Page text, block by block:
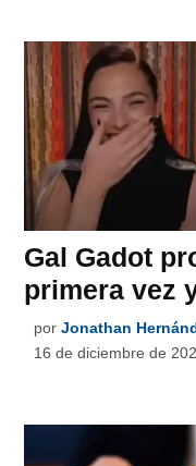
Gal Gadot
primera vez
por Jonathan
16 de diciembre de